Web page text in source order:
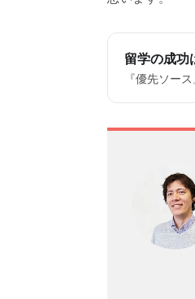
留学の成功
『優先ソー